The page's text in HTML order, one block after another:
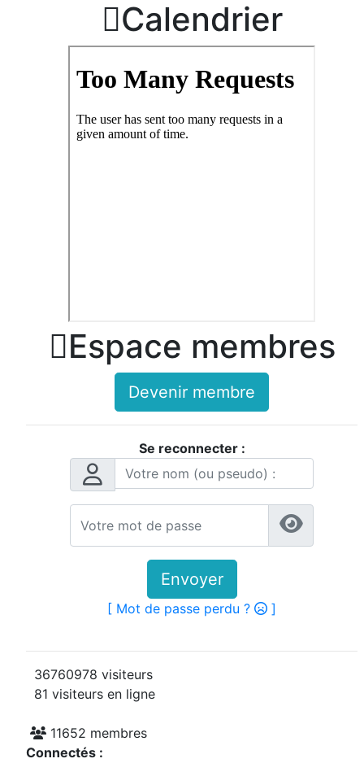
Calendrier
Espace membres
Devenir membre
Se reconnecter :
Envoyer
[ Mot de passe perdu ? ]
36760978 visiteurs
81 visiteurs en ligne
11652 membres
Connectés :